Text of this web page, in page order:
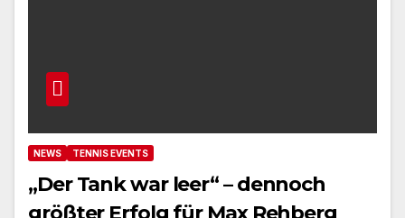
NEWS TENNIS EVENTS
„Der Tank war leer“ – dennoch